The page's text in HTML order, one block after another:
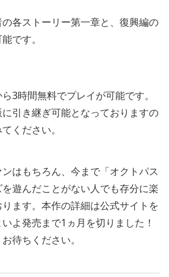
各ストーリー第一章と、復興編の
です。
3時間無料でプレイが可能です。
引き継ぎ可能となっておりますの
ください。
はもちろん、今まで「オクトパス
遊んだことがない人でも存分に楽
ます。本作の詳細は公式サイトを
よ発売まで1ヵ月を切りました！
待ちください。